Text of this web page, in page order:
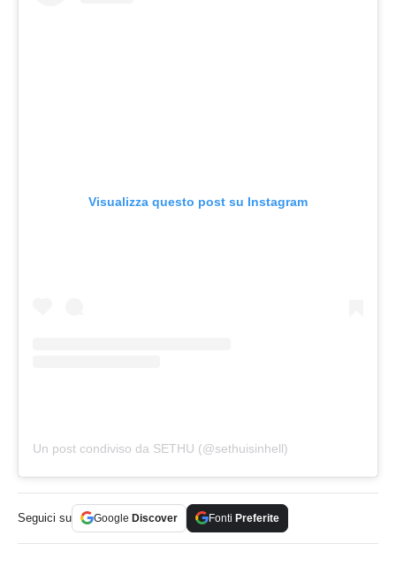
Visualizza questo post su Instagram
Un post condiviso da SETHU (@sethuisinhell)
Seguici su Google Discover Fonti Preferite